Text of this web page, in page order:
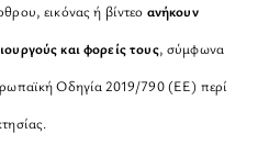
εικόνας ή βίντεο ανήκουν
και φορείς τους, σύμφωνα
Οδηγία 2019/790 (ΕΕ) περί